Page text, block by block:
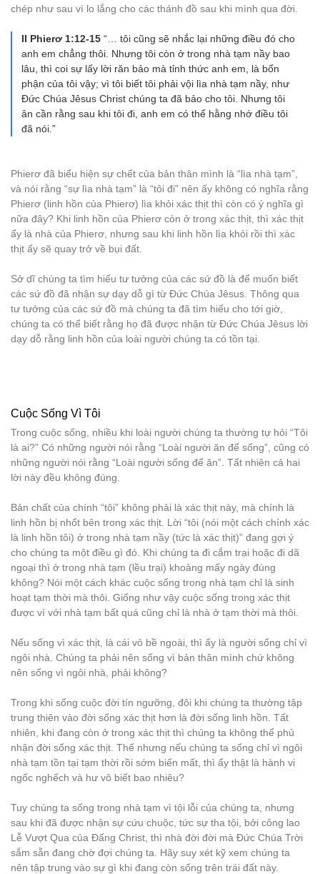
chép như sau vì lo lắng cho các thánh đồ sau khi mình qua đời.
II Phierơ 1:12-15 “… tôi cũng sẽ nhắc lại những điều đó cho
anh em chẳng thôi. Nhưng tôi còn ở trong nhà tạm nầy bao
lâu, thì coi sự lấy lời răn bảo mà tỉnh thức anh em, là bổn
phận của tôi vậy; vì tôi biết tôi phải vội lìa nhà tạm nầy, như
Đức Chúa Jêsus Christ chúng ta đã bảo cho tôi. Nhưng tôi
ân cần rằng sau khi tôi đi, anh em có thể hằng nhớ điều tôi
đã nói.”
Phierơ đã biểu hiện sự chết của bản thân mình là “lìa nhà tạm”,
và nói rằng “sự lìa nhà tạm” là “tôi đi” nên ấy không có nghĩa rằng
Phierơ (linh hồn của Phierơ) lìa khỏi xác thịt thì còn có ý nghĩa gì
nữa đây? Khi linh hồn của Phierơ còn ở trong xác thịt, thì xác thịt
ấy là nhà của Phierơ, nhưng sau khi linh hồn lìa khỏi rồi thì xác
thịt ấy sẽ quay trở về bụi đất.
Sở dĩ chúng ta tìm hiểu tư tưởng của các sứ đồ là để muốn biết
các sứ đồ đã nhận sự dạy dỗ gì từ Đức Chúa Jêsus. Thông qua
tư tưởng của các sứ đồ mà chúng ta đã tìm hiểu cho tới giờ,
chúng ta có thể biết rằng họ đã được nhận từ Đức Chúa Jêsus lời
dạy dỗ rằng linh hồn của loài người chúng ta có tồn tại.
Cuộc Sống Vì Tôi
Trong cuộc sống, nhiều khi loài người chúng ta thường tự hỏi “Tôi
là ai?” Có những người nói rằng “Loài người ăn để sống”, cũng có
những người nói rằng “Loài người sống để ăn”. Tất nhiên cả hai
lời này đều không đúng.
Bản chất của chính “tôi” không phải là xác thịt này, mà chính là
linh hồn bị nhốt bên trong xác thịt. Lời “tôi (nói một cách chính xác
là linh hồn tôi) ở trong nhà tạm nầy (tức là xác thịt)” đang gợi ý
cho chúng ta một điều gì đó. Khi chúng ta đi cắm trại hoặc đi dã
ngoại thì ở trong nhà tạm (lều trại) khoảng mấy ngày đúng
không? Nói một cách khác cuộc sống trong nhà tạm chỉ là sinh
hoạt tạm thời mà thôi. Giống như vậy cuộc sống trong xác thịt
được ví với nhà tạm bất quá cũng chỉ là nhà ở tạm thời mà thôi.
Nếu sống vì xác thịt, là cái vỏ bề ngoài, thì ấy là người sống chỉ vì
ngôi nhà. Chúng ta phải nên sống vì bản thân mình chứ không
nên sống vì ngôi nhà, phải không?
Trong khi sống cuộc đời tín ngưỡng, đôi khi chúng ta thường tập
trung thiên vào đời sống xác thịt hơn là đời sống linh hồn. Tất
nhiên, khi đang còn ở trong xác thịt thì chúng ta không thể phủ
nhận đời sống xác thịt. Thế nhưng nếu chúng ta sống chỉ vì ngôi
nhà tạm tồn tại tạm thời rồi sớm biến mất, thì ấy thật là hành vi
ngốc nghếch và hư vô biết bao nhiêu?
Tuy chúng ta sống trong nhà tạm vì tội lỗi của chúng ta, nhưng
sau khi đã được nhận sự cứu chuộc, tức sự tha tội, bởi công lao
Lễ Vượt Qua của Đấng Christ, thì nhà đời đời mà Đức Chúa Trời
sắm sẵn đang chờ đợi chúng ta. Hãy suy xét kỹ xem chúng ta
nên tập trung vào sự gì khi đang còn sống trên trái đất này.